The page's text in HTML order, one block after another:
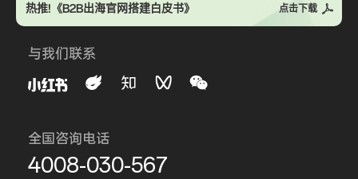
热推!《B2B出海官网搭建白皮书》 点击下载
与我们联系
全国咨询电话
4008-030-567